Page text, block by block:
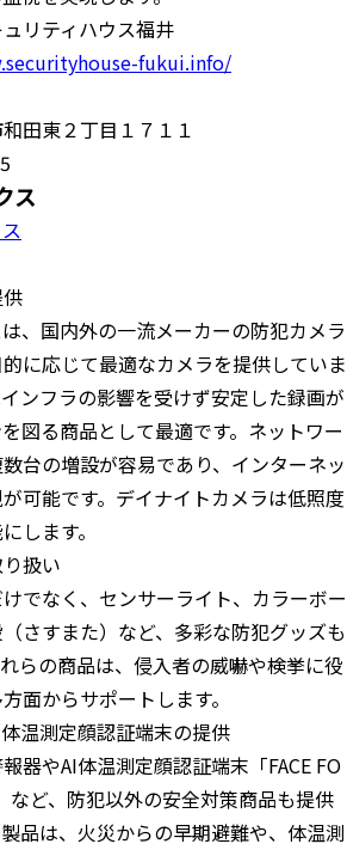
リティハウス福井
fukui.info/
田東２丁目１７１１
ス
、国内外の一流メーカーの防犯カメラ
に応じて最適なカメラを提供していま
ンフラの影響を受けず安定した録画が
図る商品として最適です。​ネットワー
台の増設が容易であり、インターネッ
可能です。​デイナイトカメラは低照度
します。
扱い
でなく、センサーライト、カラーボー
さすまた）など、多彩な防犯グッズも
らの商品は、侵入者の威嚇や検挙に役
面からサポートします。
温測定顔認証端末の提供
器やAI体温測定顔認証端末「FACE FO
など、防犯以外の安全対策商品も提供
品は、火災からの早期避難や、体温測